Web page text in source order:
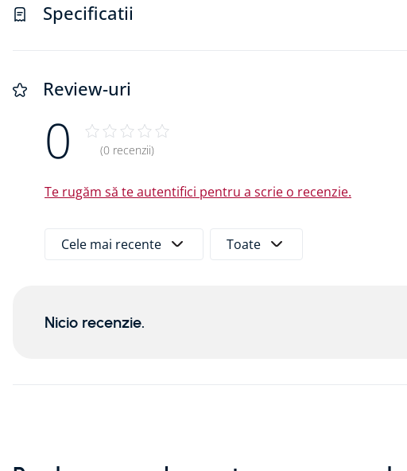
Beneficii:
Durabilitate și rezistență în condiții de umiditate ridicată
Ideal pentru proiecte de construcții civile și industriale
Documente:
Specificatii
Review-uri
0 (0 recenzii)
Te rugăm să te autentifici pentru a scrie o recenzie.
Cele mai recente Toate
Nicio recenzie.